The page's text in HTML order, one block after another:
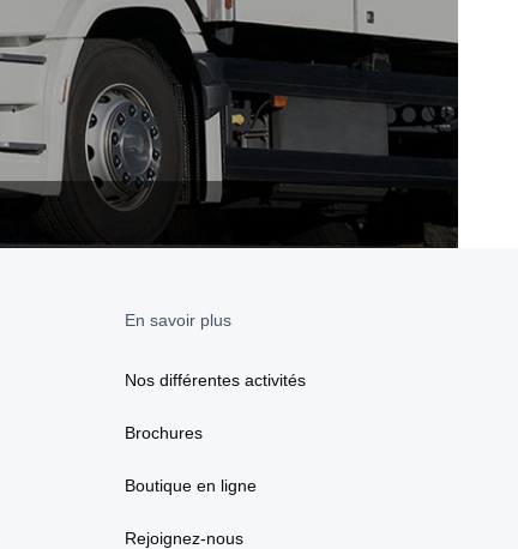
En savoir plus
Nos différentes activités
Brochures
Boutique en ligne
Rejoignez-nous